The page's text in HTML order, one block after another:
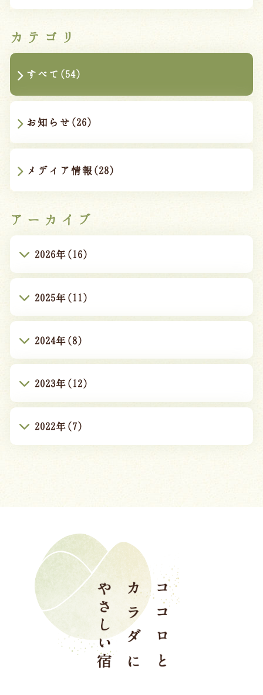
カテゴリ
すべて(54)
お知らせ(26)
メディア情報(28)
アーカイブ
2026年(16)
2025年(11)
2024年(8)
2023年(12)
2022年(7)